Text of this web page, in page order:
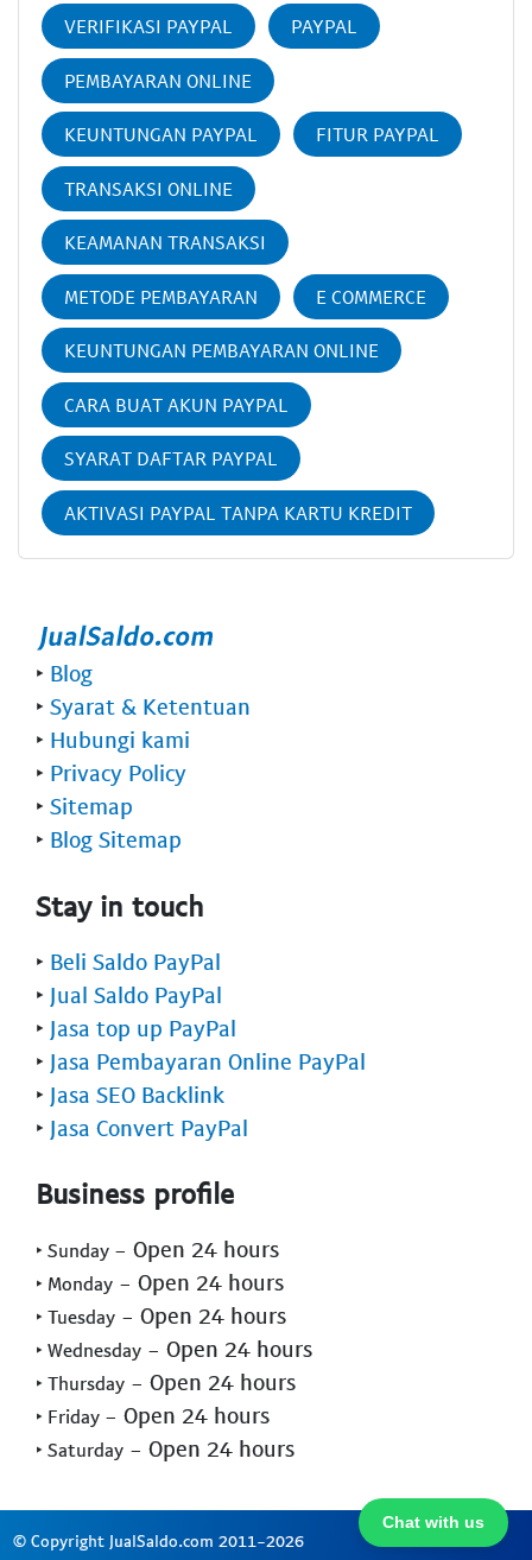
VERIFIKASI PAYPAL PAYPAL
PEMBAYARAN ONLINE
KEUNTUNGAN PAYPAL FITUR PAYPAL
TRANSAKSI ONLINE
KEAMANAN TRANSAKSI
METODE PEMBAYARAN E COMMERCE
KEUNTUNGAN PEMBAYARAN ONLINE
CARA BUAT AKUN PAYPAL
SYARAT DAFTAR PAYPAL
AKTIVASI PAYPAL TANPA KARTU KREDIT
Chat with us
‣ Blog
‣ Syarat & Ketentuan
‣ Hubungi kami
‣ Privacy Policy
‣ Sitemap
‣ Blog Sitemap
Stay in touch
‣ Beli Saldo PayPal
‣ Jual Saldo PayPal
‣ Jasa top up PayPal
‣ Jasa Pembayaran Online PayPal
‣ Jasa SEO Backlink
‣ Jasa Convert PayPal
Business profile
‣ Sunday - Open 24 hours
‣ Monday - Open 24 hours
‣ Tuesday - Open 24 hours
‣ Wednesday - Open 24 hours
‣ Thursday - Open 24 hours
‣ Friday - Open 24 hours
‣ Saturday - Open 24 hours
© Copyright JualSaldo.com 2011-2026